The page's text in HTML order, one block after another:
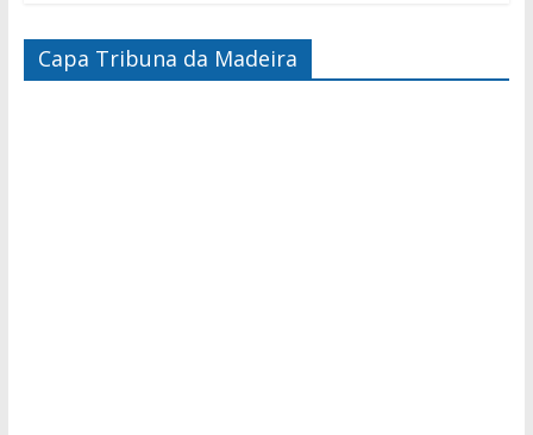
Capa Tribuna da Madeira